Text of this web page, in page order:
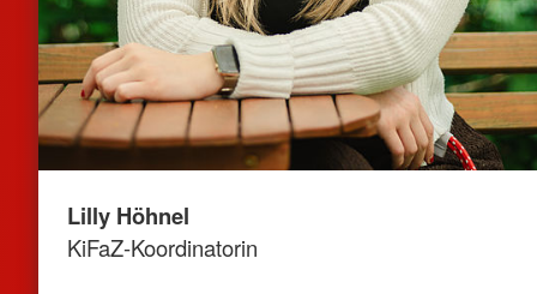
Lilly Höhnel
KiFaZ-Koordinatorin